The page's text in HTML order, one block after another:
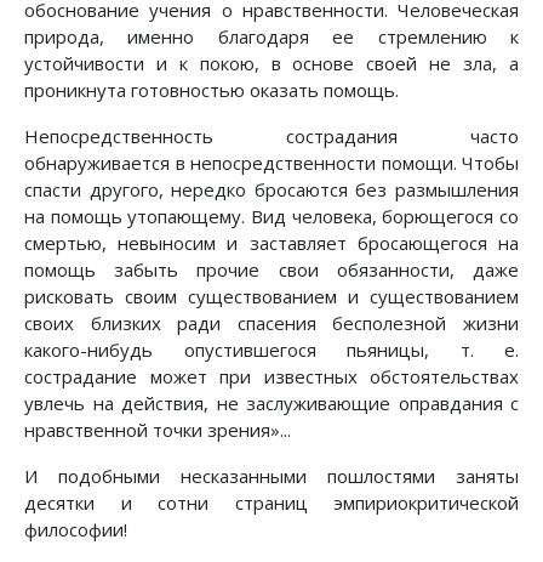
обоснование учения о нравственности. Человеческая
природа, именно благодаря ее стремлению к
устойчивости и к покою, в основе своей не зла, а
проникнута готовностью оказать помощь.
Непосредственность сострадания часто
обнаруживается в непосредственности помощи. Чтобы
спасти другого, нередко бросаются без размышления
на помощь утопающему. Вид человека, борющегося со
смертью, невыносим и заставляет бросающегося на
помощь забыть прочие свои обязанности, даже
рисковать своим существованием и существованием
своих близких ради спасения бесполезной жизни
какого-нибудь опустившегося пьяницы, т. е.
сострадание может при известных обстоятельствах
увлечь на действия, не заслуживающие оправдания с
нравственной точки зрения»...
И подобными несказанными пошлостями заняты
десятки и сотни страниц эмпириокритической
философии!